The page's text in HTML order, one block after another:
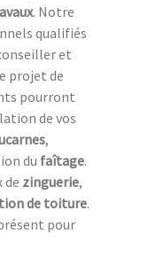
. Notre
qualifiés
et
projet de
pourront
de vos
,
du faîtage.
de zinguerie,
de toiture.
pour